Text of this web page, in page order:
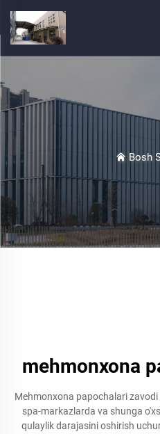
Bosh
mehmonxona
Mehmonxona papochalari
spa-markazlarda va shunga
qulaylik darajasini oshirish